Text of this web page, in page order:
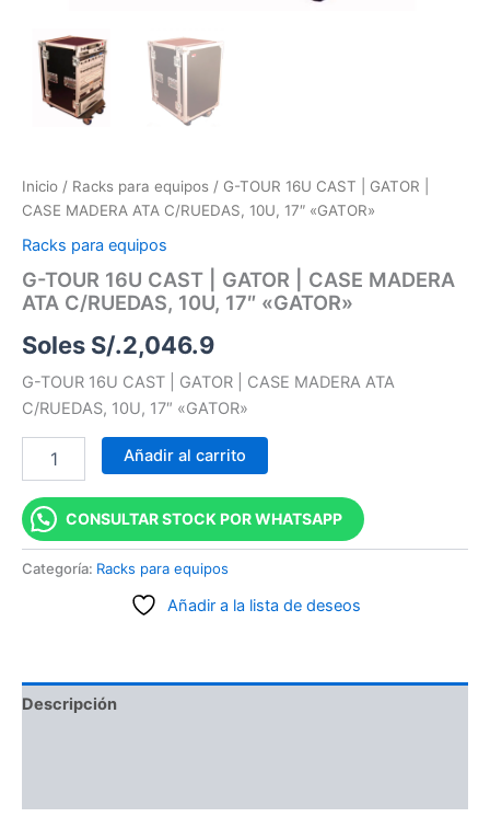
Inicio / Racks para equipos / G-TOUR 16U CAST | GATOR |
CASE MADERA ATA C/RUEDAS, 10U, 17″ «GATOR»
Racks para equipos
G-TOUR 16U CAST | GATOR | CASE MADERA
ATA C/RUEDAS, 10U, 17″ «GATOR»
Soles S/.2,046.9
G-TOUR 16U CAST | GATOR | CASE MADERA ATA
C/RUEDAS, 10U, 17″ «GATOR»
Añadir al carrito
CONSULTAR STOCK POR WHATSAPP
Categoría: Racks para equipos
Añadir a la lista de deseos
Descripción